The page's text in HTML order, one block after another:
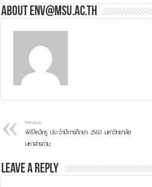
About env@msu.ac.th
Previous
พิธีไหว้ครู ประจำปีการศึกษา 2560 มหาวิทยาลัย
มหาสารคาม
Leave a Reply